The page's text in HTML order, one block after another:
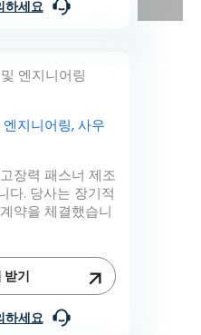
하세요
지니어링, 사우
장력 패스너 제조
다. 당사는 장기적
약을 체결했습니
받기
하세요